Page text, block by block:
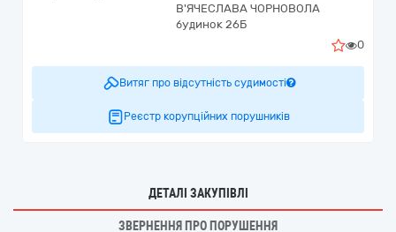
В'ЯЧЕСЛАВА ЧОРНОВОЛА
будинок 26Б
0
Витяг про відсутність судимості
Реєстр корупційних порушників
ДЕТАЛІ ЗАКУПІВЛІ
ЗВЕРНЕННЯ ПРО ПОРУШЕННЯ